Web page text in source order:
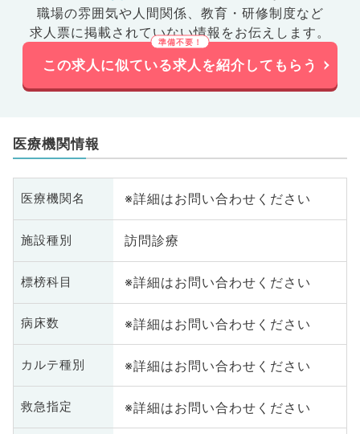
職場の雰囲気や人間関係、 教育・研修制度など
求人票に掲載されていない情報をお伝えします。
この求人に似ている求人を紹介してもらう
医療機関情報
医療機関名 ※詳細はお問い合わせください
施設種別 訪問診療
標榜科目 ※詳細はお問い合わせください
病床数 ※詳細はお問い合わせください
カルテ種別 ※詳細はお問い合わせください
救急指定 ※詳細はお問い合わせください